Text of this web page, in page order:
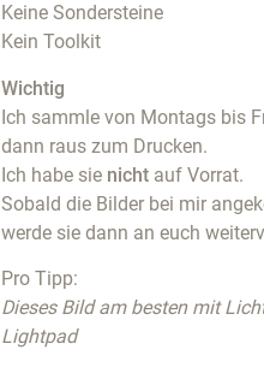
Keine Sondersteine
Kein Toolkit
Wichtig
Ich sammle von Montags bis
dann raus zum Drucken.
Ich habe sie nicht auf Vorrat.
Sobald die Bilder bei mir
werde sie dann an euch
Pro Tipp:
Dieses Bild am besten mit
Lightpad